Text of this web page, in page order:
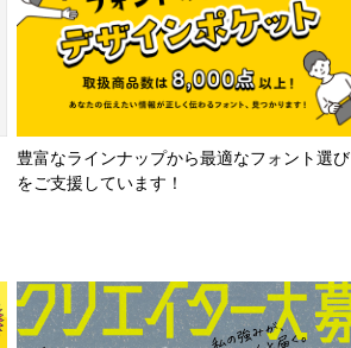
豊富なラインナップから最適なフォント選び
をご支援しています！